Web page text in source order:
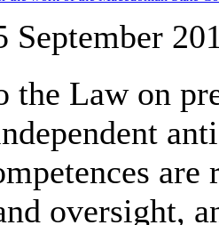
September
the Law on
oversight,